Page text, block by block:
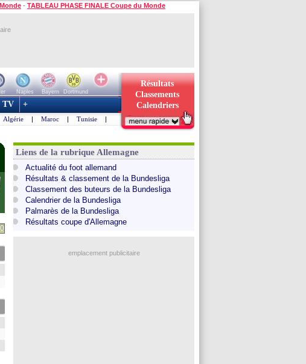
- TABLEAU PHASE FINALE Coupe du Monde
Naples Bayern
Dortmund
Résultats
Classements
Calendriers
TV +
Algérie | Maroc | Tunisie |
Liens de la rubrique Allemagne
Actualité du foot allemand
Résultats & classement de la Bundesliga
Classement des buteurs de la Bundesliga
Calendrier de la Bundesliga
Palmarès de la Bundesliga
Résultats coupe d'Allemagne
emplacement publicitaire